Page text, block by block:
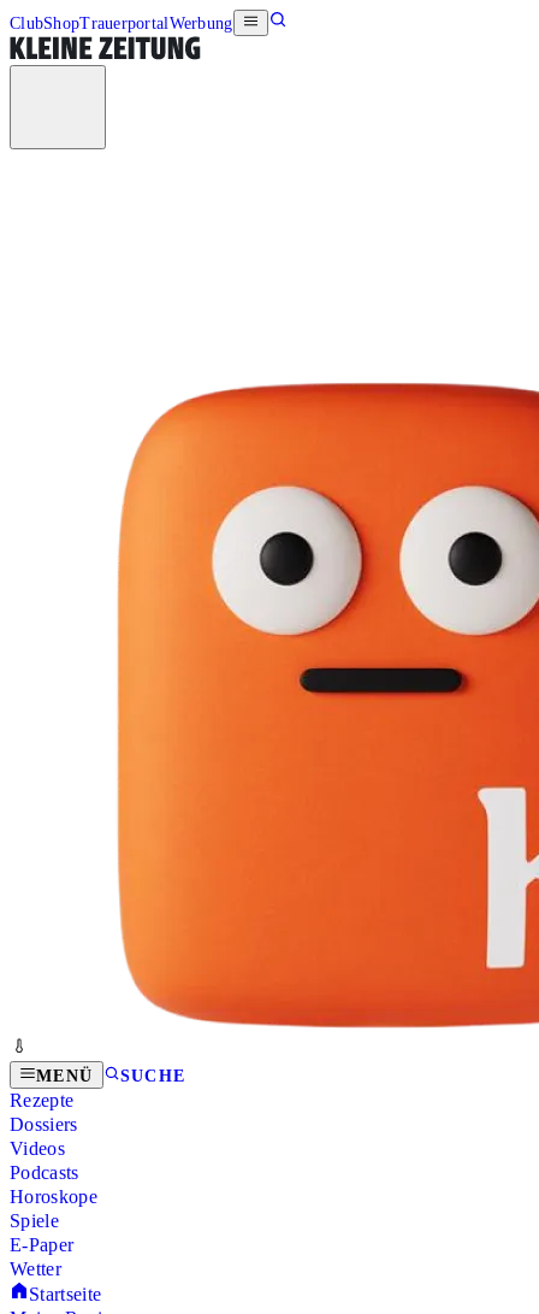
ClubShopTrauerportalWerbung
MENÜ SUCHE
Rezepte
Dossiers
Videos
Podcasts
Horoskope
Spiele
E-Paper
Wetter
Startseite